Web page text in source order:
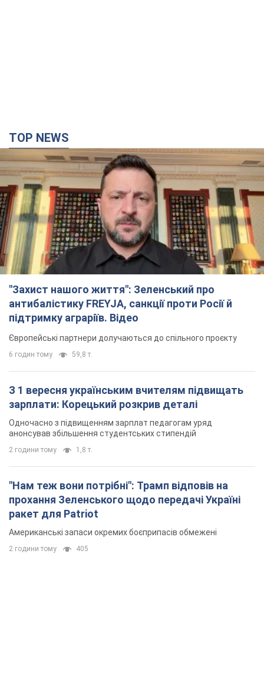
TOP NEWS
"Захист нашого життя": Зеленський про
антибалістику FREYJA, санкції проти Росії й
підтримку аграріїв. Відео
Європейські партнери долучаються до спільного проєкту
6 годин тому 59,8 т.
З 1 вересня українським вчителям підвищать
зарплати: Корецький розкрив деталі
Одночасно з підвищенням зарплат педагогам уряд
анонсував збільшення студентських стипендій
2 години тому 1,8 т.
"Нам теж вони потрібні": Трамп відповів на
прохання Зеленського щодо передачі Україні
ракет для Patriot
Американські запаси окремих боєприпасів обмежені
2 години тому 405